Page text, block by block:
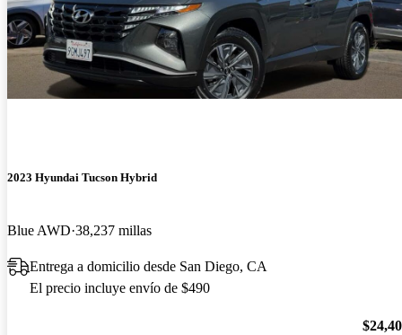
2023 Hyundai Tucson Hybrid
Blue AWD 38,237 millas
Entrega a domicilio desde San Diego, CA
El precio incluye envío de $490